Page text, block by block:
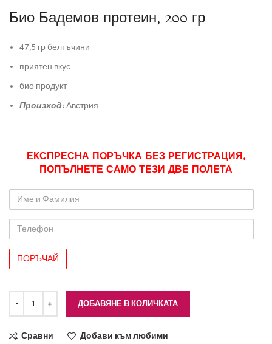
Био Бадемов протеин, 200 гр
47,5 гр белтъчини
приятен вкус
био продукт
Произход:Австрия
ЕКСПРЕСНА ПОРЪЧКА БЕЗ РЕГИСТРАЦИЯ,
ПОПЪЛНЕТЕ САМО ТЕЗИ ДВЕ ПОЛЕТА
Име
и
Фамилия
Телефон
ДОБАВЯНЕ В КОЛИЧКАТА
Сравни Добави към любими